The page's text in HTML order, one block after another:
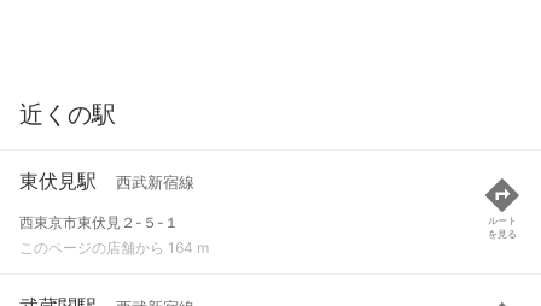
近くの駅
東伏見駅 西武新宿線
西東京市東伏見２-５-１
このページの店舗から 164 m
ルート
を見る